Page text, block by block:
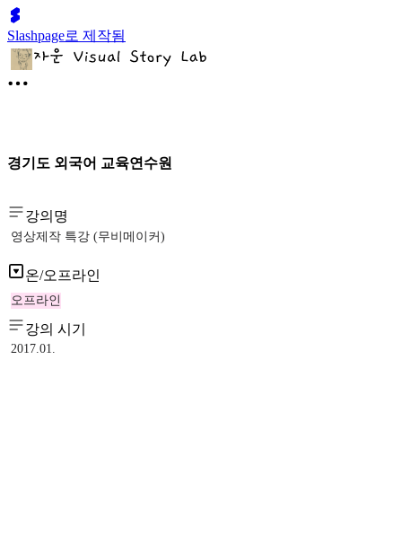
Slashpage로 제작됨
경기도 외국어 교육연수원
강의명
영상제작 특강 (무비메이커)
온/오프라인
오프라인
강의 시기
2017.01.